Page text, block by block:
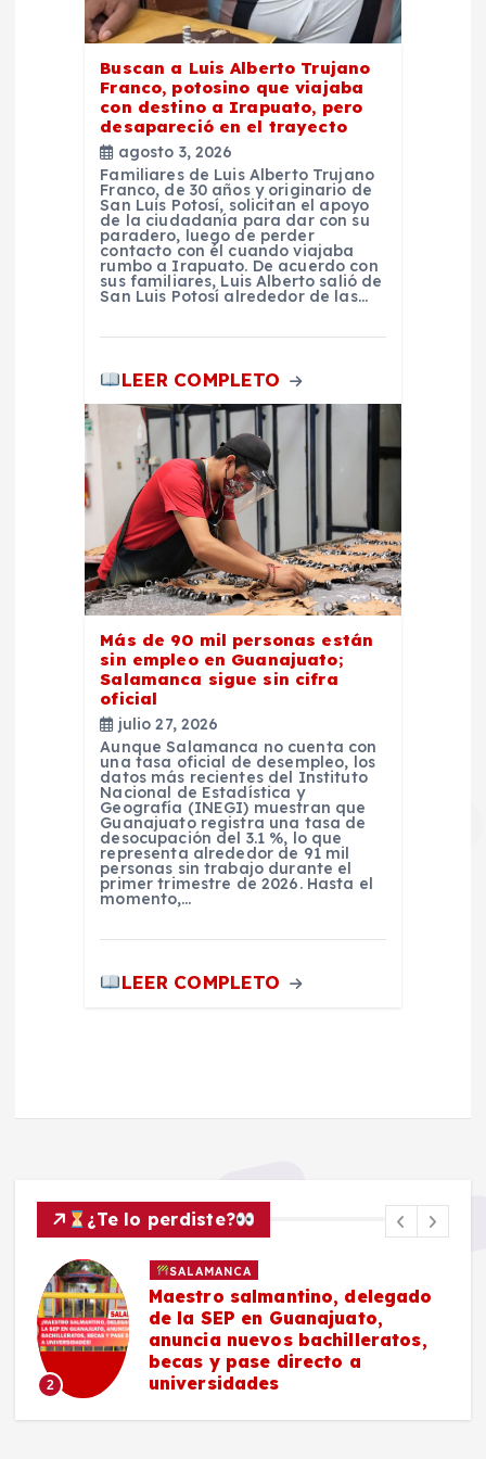
Buscan a Luis Alberto Trujano
Franco, potosino que viajaba
con destino a Irapuato, pero
desapareció en el trayecto
agosto 3, 2026
Familiares de Luis Alberto Trujano
Franco, de 30 años y originario de
San Luis Potosí, solicitan el apoyo
de la ciudadanía para dar con su
paradero, luego de perder
contacto con él cuando viajaba
rumbo a Irapuato. De acuerdo con
sus familiares, Luis Alberto salió de
San Luis Potosí alrededor de las…
LEER COMPLETO
Más de 90 mil personas están
sin empleo en Guanajuato;
Salamanca sigue sin cifra
oficial
julio 27, 2026
Aunque Salamanca no cuenta con
una tasa oficial de desempleo, los
datos más recientes del Instituto
Nacional de Estadística y
Geografía (INEGI) muestran que
Guanajuato registra una tasa de
desocupación del 3.1 %, lo que
representa alrededor de 91 mil
personas sin trabajo durante el
primer trimestre de 2026. Hasta el
momento,…
LEER COMPLETO
¿Te lo perdiste?
2
SALAMANCA
Maestro salmantino, delegado
de la SEP en Guanajuato,
anuncia nuevos bachilleratos,
becas y pase directo a
universidades